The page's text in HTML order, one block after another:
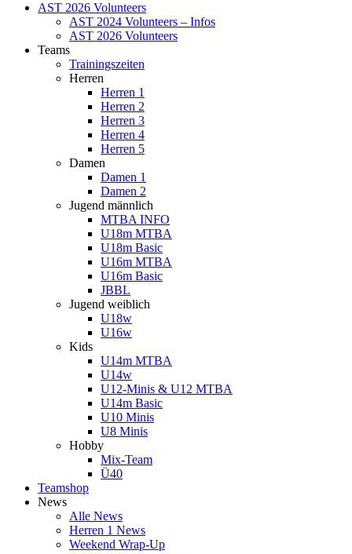
AST 2026 Volunteers
AST 2024 Volunteers – Infos
AST 2026 Volunteers
Teams
Trainingszeiten
Herren
Herren 1
Herren 2
Herren 3
Herren 4
Herren 5
Damen
Damen 1
Damen 2
Jugend männlich
MTBA INFO
U18m MTBA
U18m Basic
U16m MTBA
U16m Basic
JBBL
Jugend weiblich
U18w
U16w
Kids
U14m MTBA
U14w
U12-Minis & U12 MTBA
U14m Basic
U10 Minis
U8 Minis
Hobby
Mix-Team
Ü40
Teamshop
News
Alle News
Herren 1 News
Weekend Wrap-Up